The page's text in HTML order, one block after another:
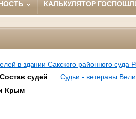
КАЛЬКУЛЯТОР
в здании Сакского районного суда
Состав судей
Судьи - ветераны
Крым